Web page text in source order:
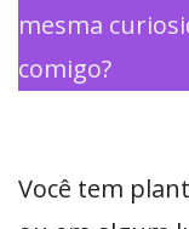
mesma
comigo?
Você tem